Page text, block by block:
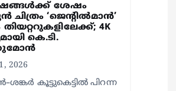
ശേഷം
‘ജെന്റിൽമാൻ’
4K
കെ.ടി.
2026
കൂട്ടുകെട്ടിൽ പിറന്ന